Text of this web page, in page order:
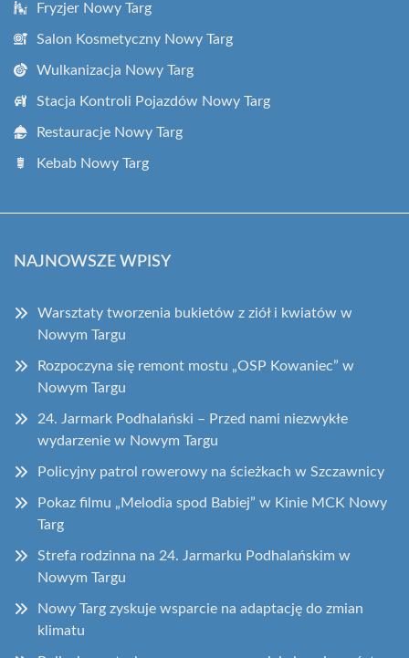
Fryzjer Nowy Targ
Salon Kosmetyczny Nowy Targ
Wulkanizacja Nowy Targ
Stacja Kontroli Pojazdów Nowy Targ
Restauracje Nowy Targ
Kebab Nowy Targ
NAJNOWSZE WPISY
Warsztaty tworzenia bukietów z ziół i kwiatów w
Nowym Targu
Rozpoczyna się remont mostu „OSP Kowaniec” w
Nowym Targu
24. Jarmark Podhalański – Przed nami niezwykłe
wydarzenie w Nowym Targu
Policyjny patrol rowerowy na ścieżkach w Szczawnicy
Pokaz filmu „Melodia spod Babiej” w Kinie MCK Nowy
Targ
Strefa rodzinna na 24. Jarmarku Podhalańskim w
Nowym Targu
Nowy Targ zyskuje wsparcie na adaptację do zmian
klimatu